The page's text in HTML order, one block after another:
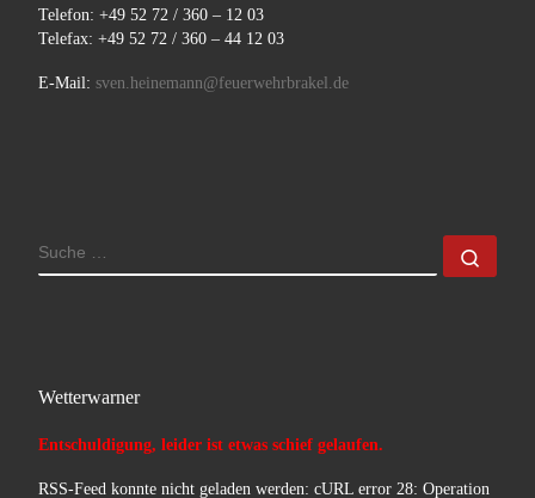
Telefon: +49 52 72 / 360 – 12 03
Telefax: +49 52 72 / 360 – 44 12 03
E-Mail: sven.heinemann@feuerwehrbrakel.de
SUCHE
Wetterwarner
Entschuldigung, leider ist etwas schief gelaufen.
RSS-Feed konnte nicht geladen werden: cURL error 28: Operation